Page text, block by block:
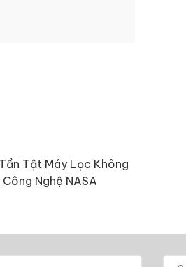
Tật Máy Lọc Không
Nghệ NASA